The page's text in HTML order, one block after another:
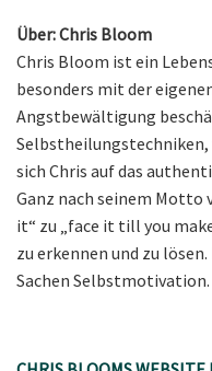
Über: Chris Bloom
Chris Bloom ist ein
besonders mit der
Angstbewältigung
sich Chris auf das
Ganz nach seinem Motto
it“ zu „face it till you
zu erkennen und zu
Sachen Selbstmotivation.